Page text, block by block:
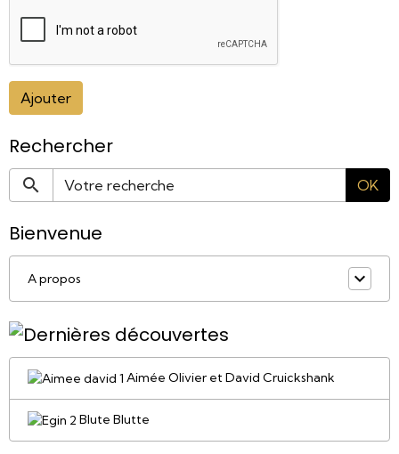
Ajouter
Rechercher
OK
Bienvenue
A propos
Aimée Olivier et David Cruickshank
Blute Blutte